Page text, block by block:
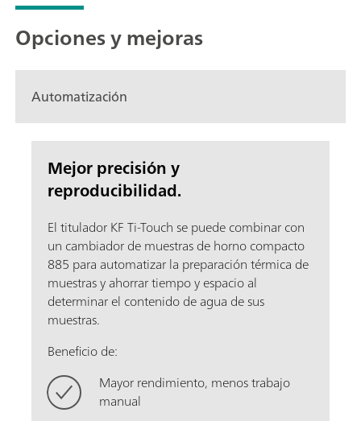
Opciones y mejoras
Automatización
Mejor precisión y
reproducibilidad.
El titulador KF Ti-Touch se puede combinar con
un cambiador de muestras de horno compacto
885 para automatizar la preparación térmica de
muestras y ahorrar tiempo y espacio al
determinar el contenido de agua de sus
muestras.
Beneficio de:
Mayor rendimiento, menos trabajo
manual